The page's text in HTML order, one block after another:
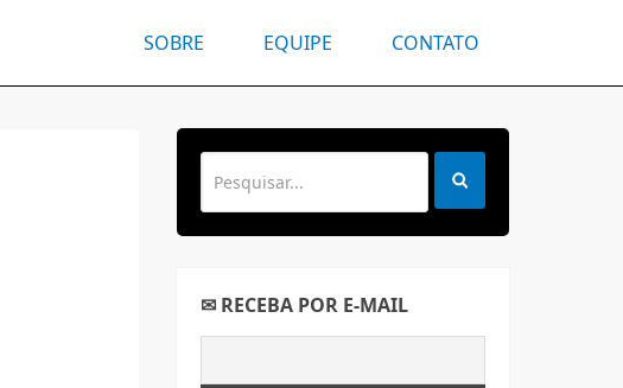
SOBRE EQUIPE CONTATO
✉ RECEBA POR E-MAIL